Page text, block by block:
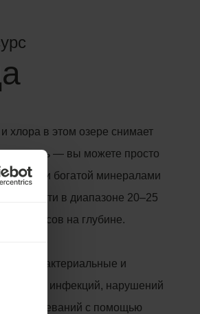
хлора в этом озере снимает
плавать — вы можете просто
теплой и богатой минералами
в диапазоне 20–25
градусов на глубине.
антибактериальные и
лечения инфекций, нарушений
заболеваний с помощью